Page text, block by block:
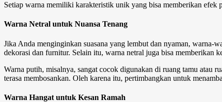
Setiap warna memiliki karakteristik unik yang bisa memberikan efek
Warna Netral untuk Nuansa Tenang
Jika Anda menginginkan suasana yang lembut dan nyaman, warna-
dekorasi dan furnitur. Selain itu, warna netral juga bisa memberikan
Warna putih, misalnya, sangat cocok digunakan di ruang tamu atau
terasa membosankan. Oleh karena itu, pertimbangkan untuk
Warna Hangat untuk Kesan Ramah